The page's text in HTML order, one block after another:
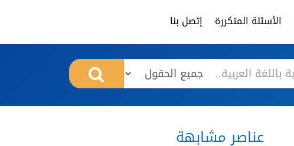
الأسئلة المتكررة إتصل بنا
عناصر مشابهة